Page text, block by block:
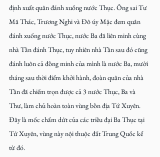
định xuất quân đánh xuống nước Thục. Ông sai Tư
Mã Thác, Trương Nghi và Đô úy Mặc đem quân
đánh xuống nước Thục, nước Ba đã liên minh cùng
nhà Tần đánh Thục, tuy nhiên nhà Tần sau đó cũng
đánh luôn cả đồng minh của mình là nước Ba, mười
tháng sau thời điểm khởi hành, đoàn quân của nhà
Tần đã chiếm trọn được cả 3 nước Thục, Ba và
Thư, làm chủ hoàn toàn vùng bồn địa Tứ Xuyên.
Đây là mốc chấm dứt của các triều đại Ba Thục tại
Tứ Xuyên, vùng này nội thuộc đất Trung Quốc kể
từ đó.